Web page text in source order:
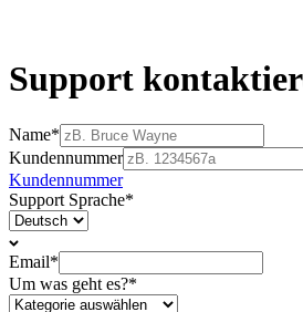
Support
Name*
Kundennummer
Kundennummer
Support Sprache*
Email*
Um was geht es?*